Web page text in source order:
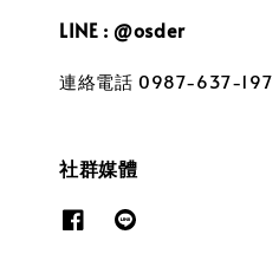
LINE : @osder
連絡電話 0987-637-197
社群媒體